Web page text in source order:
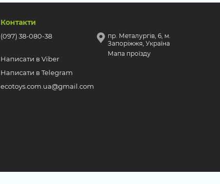
Контакти
(097) 38-080-38
Написати в Viber
Написати в Telegram
ecotoys.com.ua@gmail.com
пр. Металургів, 6, м.
Запоріжжя, Україна
Мапа проїзду